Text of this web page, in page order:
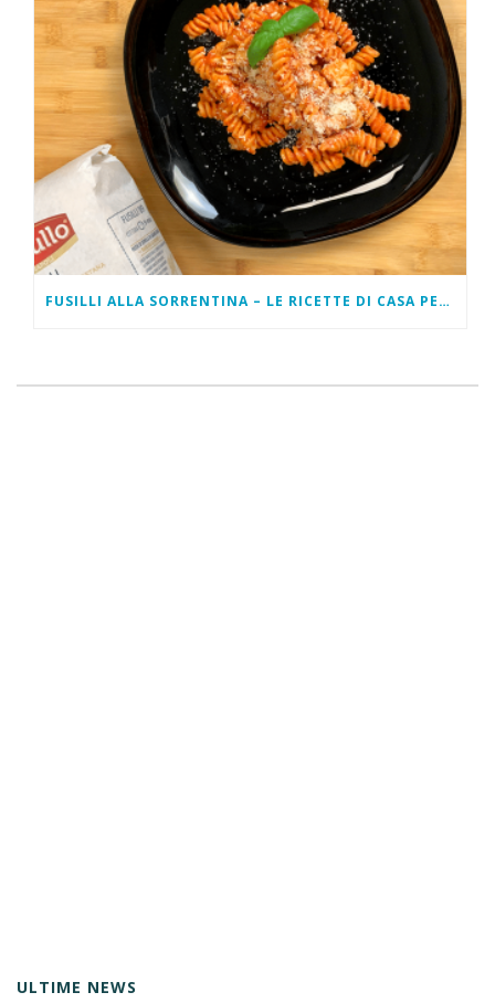
FUSILLI ALLA SORRENTINA – LE RICETTE DI CASA PEZZULLO
ULTIME NEWS